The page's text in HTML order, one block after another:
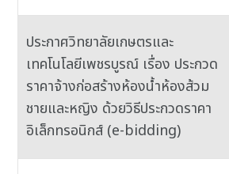
ประกาศวิทยาลัยเกษตรและ
เทคโนโลยีเพชรบูรณ์ เรื่อง ประกวด
ราคาจ้างก่อสร้างห้องน้ำห้องส้วม
ชายและหญิง ด้วยวิธีประกวดราคา
อิเล็กทรอนิกส์ (e-bidding)